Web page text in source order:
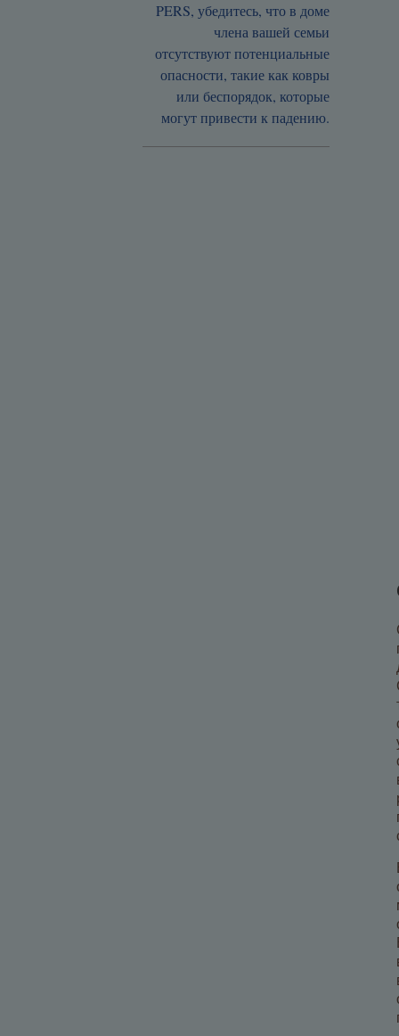
PERS, убедитесь, что в доме
члена вашей семьи
отсутствуют потенциальные
опасности, такие как ковры
или беспорядок, которые
могут привести к падению.